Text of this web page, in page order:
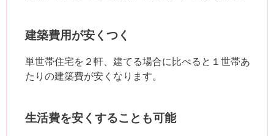
建築費用が安くつく
単世帯住宅を２軒、建てる場合に比べると１世帯あ
たりの建築費が安くなります。
生活費を安くすることも可能